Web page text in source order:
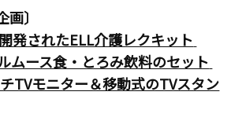
画〕
発されたELL介護レクキット
ムース食・とろみ飲料のセット
TVモニター＆移動式のTVスタン